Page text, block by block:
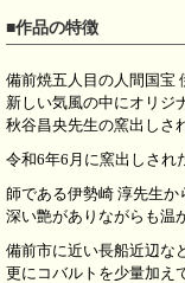
■作品の特徴
備前焼五人目の人間国宝
新しい気風の中にオリジ
秋谷昌央先生の窯出しさ
令和6年6月に窯出しされ
師である伊勢崎 淳先生か
深い艶がありながらも温
備前市に近い長船近辺な
更にコバルトを少量加え